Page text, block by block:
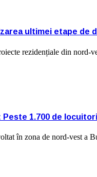
ultimei etape de
rezidențiale din nord-
1.700 de
în zona de nord-vest a